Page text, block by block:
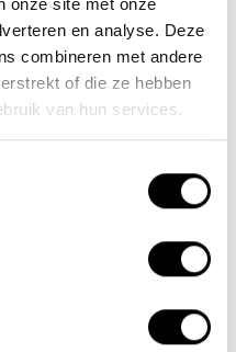
en analyse. Deze
combineren met andere
of die ze hebben
van hun services.
2487
2487